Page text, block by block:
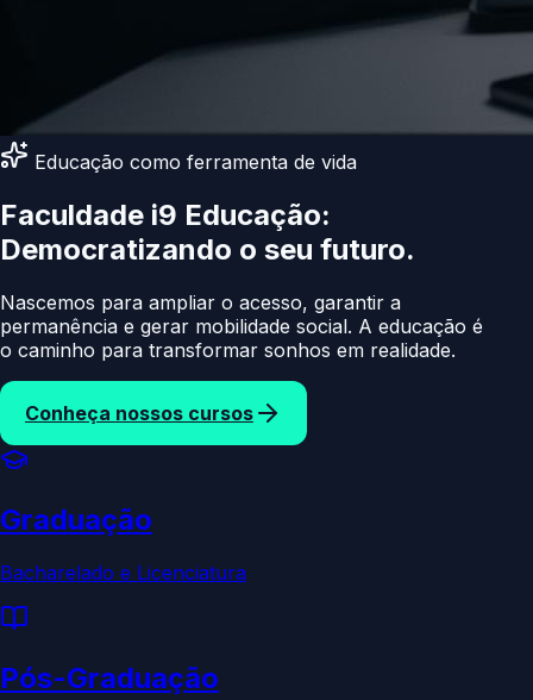
Educação como ferramenta de vida
Faculdade i9 Educação:
Democratizando o seu
Nascemos para ampliar o acesso, garantir a
permanência e gerar mobilidade social. A educação é
o caminho para transformar sonhos em realidade.
Conheça nossos cursos
Graduação
Bacharelado e Licenciatura
Pós-Graduação